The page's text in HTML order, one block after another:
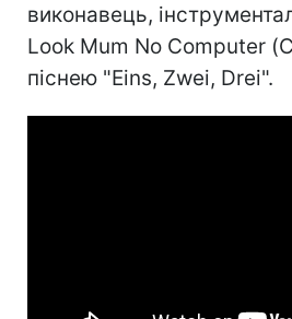
виконавець,
Look Mum No Computer
піснею "Eins, Zwei, Drei".